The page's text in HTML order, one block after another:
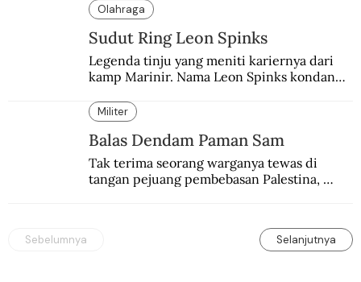
“Neverkusen”.
Olahraga
Sudut Ring Leon Spinks
Legenda tinju yang meniti kariernya dari
kamp Marinir. Nama Leon Spinks kondang
Muhammad Ali.
Militer
Balas Dendam Paman Sam
Tak terima seorang warganya tewas di
tangan pejuang pembebasan Palestina,
Sebelumnya Selanjutnya